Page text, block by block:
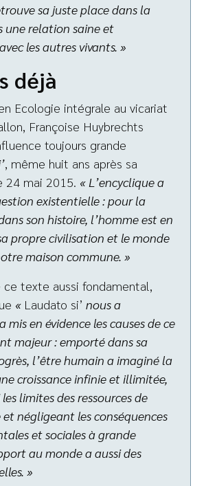
sa juste place dans la
une relation saine et
les autres vivants. »
déjà
Ecologie intégrale au vicariat
Françoise Huybrechts
toujours grande
, même huit ans après sa
24 mai 2015. « L’encyclique a
existentielle : pour la
son histoire, l’homme est en
propre civilisation et le monde
maison commune. »
texte aussi fondamental,
« Laudato si’ nous a
mis en évidence les causes de ce
majeur : emporté dans sa
l’être humain a imaginé la
croissance infinie et illimitée,
limites des ressources de
négligeant les conséquences
et sociales à grande
au monde a aussi des
»